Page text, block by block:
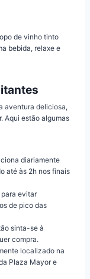
de vinho tinto
bebida, relaxe e
aventura deliciosa,
Aqui estão algumas
diariamente
até às 2h nos finais
evitar
de pico das
sinta-se à
compra.
localizado na
Plaza Mayor e